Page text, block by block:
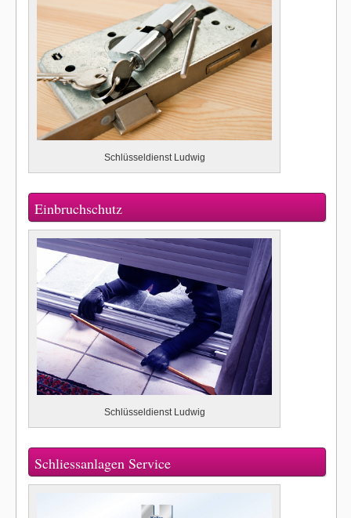
Schlüsseldienst Ludwig
Einbruchschutz
Schlüsseldienst Ludwig
Schliessanlagen Service